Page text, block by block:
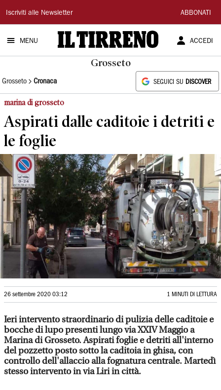
Il
Tirreno
Iscriviti alle Newsletter ABBONATI
MENU ACCEDI
Grosseto
Grosseto Cronaca SEGUICI SU DISCOVER
marina di grosseto
Aspirati dalle caditoie i detriti e
le foglie
26 settembre 2020 03:12 1 MINUTI DI LETTURA
Ieri intervento straordinario di pulizia delle caditoie e
bocche di lupo presenti lungo via XXIV Maggio a
Marina di Grosseto. Aspirati foglie e detriti all'interno
del pozzetto posto sotto la caditoia in ghisa, con
controllo dell'allaccio alla fognatura centrale. Martedì
stesso intervento in via Liri in città.